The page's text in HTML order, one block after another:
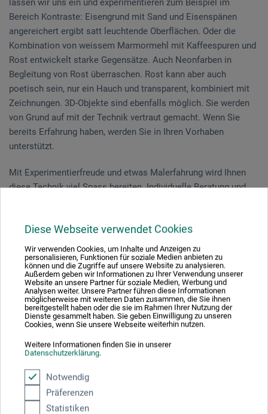
Diese Webseite verwendet Cookies
Wir verwenden Cookies, um Inhalte und Anzeigen zu
personalisieren, Funktionen für soziale Medien anbieten zu
können und die Zugriffe auf unsere Website zu analysieren.
Außerdem geben wir Informationen zu Ihrer Verwendung unserer
Website an unsere Partner für soziale Medien, Werbung und
Analysen weiter. Unsere Partner führen diese Informationen
möglicherweise mit weiteren Daten zusammen, die Sie ihnen
bereitgestellt haben oder die sie im Rahmen Ihrer Nutzung der
Dienste gesammelt haben. Sie geben Einwilligung zu unseren
Cookies, wenn Sie unsere Webseite weiterhin nutzen.
Weitere Informationen finden Sie in unserer
Datenschutzerklärung.
Notwendig
Präferenzen
Statistiken
lassen wir uns ein und experimentieren zum Beispiel im
Bereich Kontraste: Eisengrund mit Sand und Eisenspänen
angereichert ergibt satt leuchtende Oberflächen. Oder die
Kombination von weissem Marmormehl mit Kaffeespuren und
Rost entwickelt starke Gegensätze. Auch Neonfarben in
Begleitung von Rost überraschen. Rost kann aber auch
poetisch sein, nur ein Hauch und transparent, kombiniert mit
Zeichnungen. 3D-Objekte sind ebenfalls möglich. Sie werden
von Grund auf mit der Technik vertraut gemacht. Wenn Sie
bereits Erfahrung haben, werden Sie in Ihren Vorhaben
unterstützt.
Mit Experimentierfreude und etwas Malerfahrung wird Ihnen
diese Technik viel Spass bereiten. Individuelle Beratung und
Aarberg * | 3 Tage 07.03.-09.03.2024
* Der Kurs in Aarberg findet bilingue, auf Deutsch und
Französisch, statt.
Christina Kläfiger| Ausbildung zur Grafikerin | Ausbildnerin
SVEB | CAS-Abschluss Hochschule der Künste Zürich |
künstlerische Fortbildung an Kunstakademien in Deutschland
und Österreich | arbeitet als freischaffende Künstlerin und
Dozentin | Mitglied der Schweizerischen Gesellschaft
Bildender Künstlerinnen SGBK
www.artechristina.ch